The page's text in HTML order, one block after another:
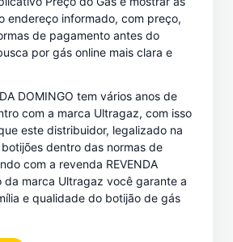
endereço informado, com preço,
de pagamento antes do
por gás online mais clara e
DOMINGO tem vários anos de
com a marca Ultragaz, com isso
este distribuidor, legalizado na
dentro das normas de
com a revenda REVENDA
da marca Ultragaz você garante a
e qualidade do botijão de gás